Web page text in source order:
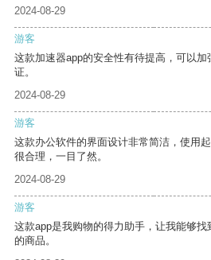
2024-08-29
游客
这款加速器app的安全性有待提高，可以
证。
2024-08-29
游客
这款办公软件的界面设计非常简洁，使用
很合理，一目了然。
2024-08-29
游客
这款app是我购物的得力助手，让我能够
的商品。